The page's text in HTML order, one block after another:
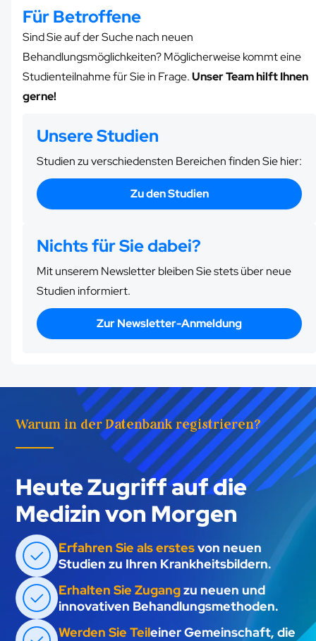
Für Betroffene
Sind Sie auf der Suche nach neuen
Behandlungsmöglichkeiten? Möglicherweise kommt eine
Studienteilnahme für Sie in Frage.Unser Team hilft Ihnen
gerne!
Unsere Studien
Studien zu verschiedensten Bereichen finden Sie hier:
Zu den Studien
Nichts für Sie dabei?
Mit unserem Newsletter bleiben Sie stets über neue
Studien informiert.
Zur Newsletter-Anmeldung
Warum in der Datenbank registrieren?
Heute Zugriff auf die
Medizin von Morgen
Erfahren Sie als erstesvon neuen
Studien zu Ihren Krankheitsbildern.
Erhalten Sie Zugangzu neuen und
innovativen Behandlungsmethoden.
Werden Sie Teileiner Gemeinschaft, die